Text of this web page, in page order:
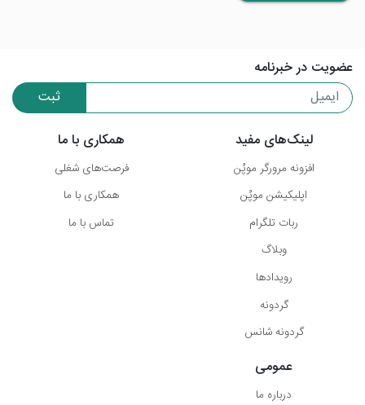
عضویت در خبرنامه
ثبت
لینک‌های مفید
افزونه مرورگر موپُن
اپلیکیشن موپُن
ربات تلگرام
وبلاگ
رویدادها
گردونه
گردونه شانس
همکاری با ما
فرصت‌های شغلی
همکاری با ما
تماس با ما
عمومی
درباره ما